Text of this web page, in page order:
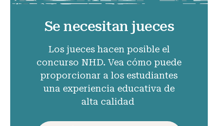
Se necesitan jueces
Los jueces hacen posible el
concurso NHD. Vea cómo puede
proporcionar a los estudiantes
una experiencia educativa de
alta calidad